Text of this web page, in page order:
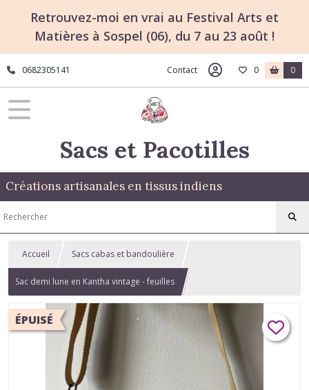
Retrouvez-moi en vrai au Festival Arts et
Matières à Sospel (06), du 7 au 23 août !
0682305141 Contact 0 0
Sacs et Pacotilles
Créations artisanales en tissus indiens
Accueil Sacs cabas et bandoulière
Sac demi lune en Kantha vintage - feuilles
ÉPUISÉ